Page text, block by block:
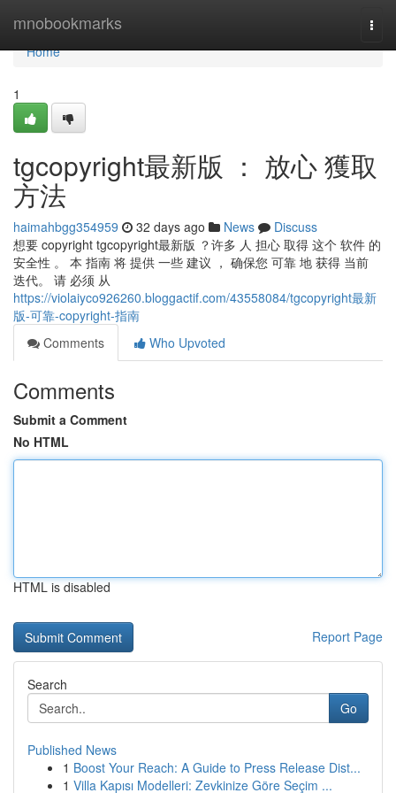
mnobookmarks
Home
Home
1
tgcopyright最新版 ： 放心 獲取
方法
haimahbgg354959 32 days ago News
Discuss
想要 copyright tgcopyright最新版 ？许多 人 担心 取得 这个 软件 的
安全性 。 本 指南 将 提供 一些 建议 ， 确保您 可靠 地 获得 当前
迭代。 请 必须 从
https://violaiyco926260.bloggactif.com/43558084/tgcopyright最新
版-可靠-copyright-指南
Comments
Who Upvoted
Comments
Submit a Comment
No HTML
HTML is disabled
Report Page
Search
Go
Published News
1 Boost Your Reach: A Guide to Press Release Dist...
1 Villa Kapısı Modelleri: Zevkinize Göre Seçim ...